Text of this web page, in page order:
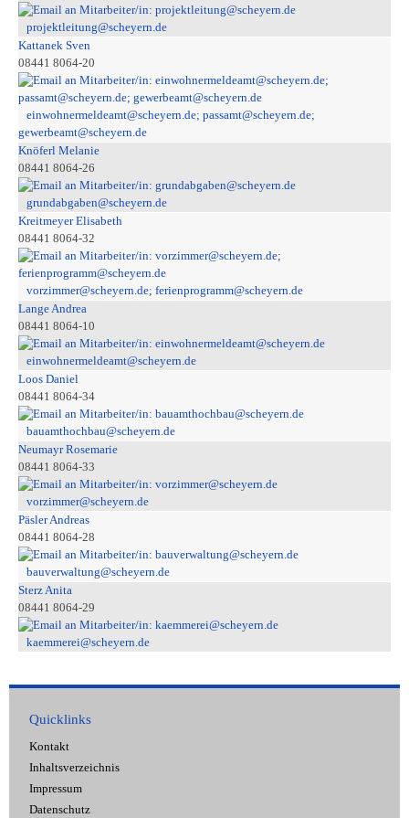
projektleitung@scheyern.de
Kattanek Sven
08441 8064-20
einwohnermeldeamt@scheyern.de; passamt@scheyern.de;
gewerbeamt@scheyern.de
Knöferl Melanie
08441 8064-26
grundabgaben@scheyern.de
Kreitmeyer Elisabeth
08441 8064-32
vorzimmer@scheyern.de; ferienprogramm@scheyern.de
Lange Andrea
08441 8064-10
einwohnermeldeamt@scheyern.de
Loos Daniel
08441 8064-34
bauamthochbau@scheyern.de
Neumayr Rosemarie
08441 8064-33
vorzimmer@scheyern.de
Päsler Andreas
08441 8064-28
bauverwaltung@scheyern.de
Sterz Anita
08441 8064-29
kaemmerei@scheyern.de
Quicklinks
Kontakt
Inhaltsverzeichnis
Impressum
Datenschutz